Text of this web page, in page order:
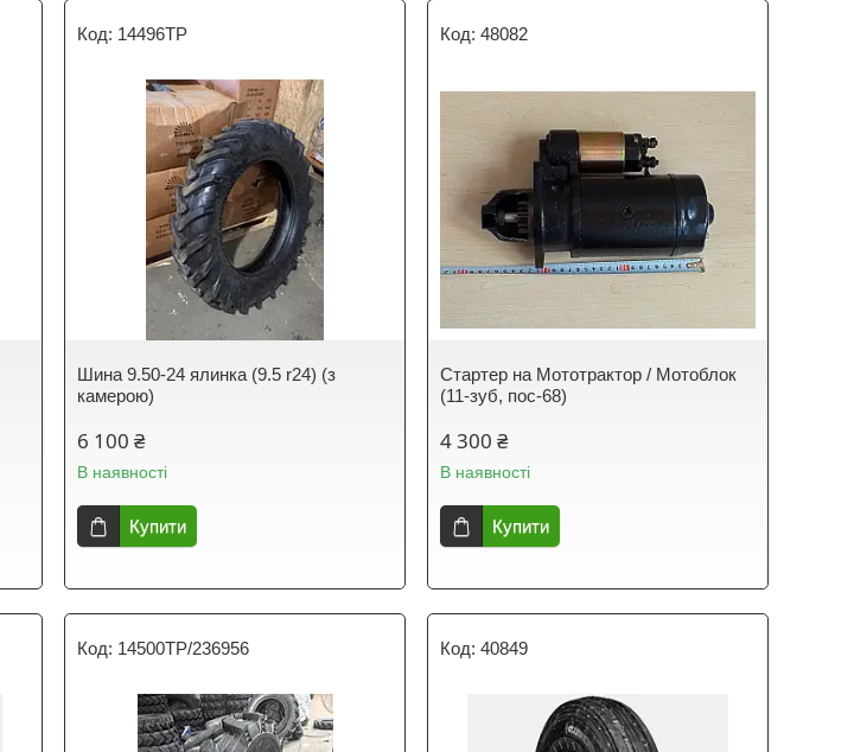
14496ТР
Шина 9.50-24 ялинка (9.5 r24) (з
камерою)
6 100 ₴
В наявності
Купити
48082
Стартер на Мототрактор / Мотоблок
(11-зуб, пос-68)
4 300 ₴
В наявності
Купити
14500ТР/236956 40849